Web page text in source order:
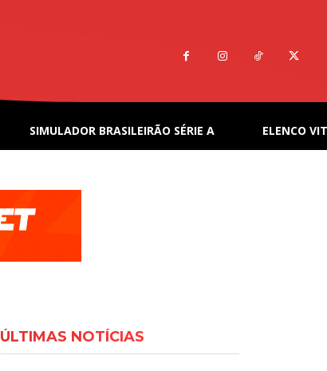
SIMULADOR BRASILEIRÃO SÉRIE A ELENCO
ÚLTIMAS NOTÍCIAS